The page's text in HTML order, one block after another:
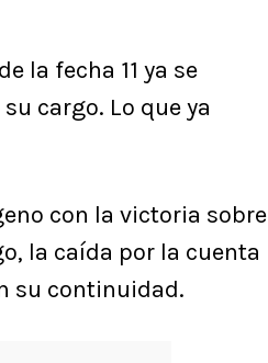
la fecha 11 ya se
cargo. Lo que ya
con la victoria sobre
la caída por la cuenta
su continuidad.